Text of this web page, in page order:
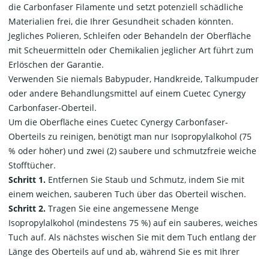
die Carbonfaser Filamente und setzt potenziell schädliche
Materialien frei, die Ihrer Gesundheit schaden könnten.
Jegliches Polieren, Schleifen oder Behandeln der Oberfläche
mit Scheuermitteln oder Chemikalien jeglicher Art führt zum
Erlöschen der Garantie.
Verwenden Sie niemals Babypuder, Handkreide, Talkumpuder
oder andere Behandlungsmittel auf einem Cuetec Cynergy
Carbonfaser-Oberteil.
Um die Oberfläche eines Cuetec Cynergy Carbonfaser-
Oberteils zu reinigen, benötigt man nur Isopropylalkohol (75
% oder höher) und zwei (2) saubere und schmutzfreie weiche
Stofftücher.
Schritt 1. Entfernen Sie Staub und Schmutz, indem Sie mit
einem weichen, sauberen Tuch über das Oberteil wischen.
Schritt 2. Tragen Sie eine angemessene Menge
Isopropylalkohol (mindestens 75 %) auf ein sauberes, weiches
Tuch auf. Als nächstes wischen Sie mit dem Tuch entlang der
Länge des Oberteils auf und ab, während Sie es mit Ihrer